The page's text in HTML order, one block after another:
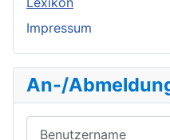
Impressum
An-/